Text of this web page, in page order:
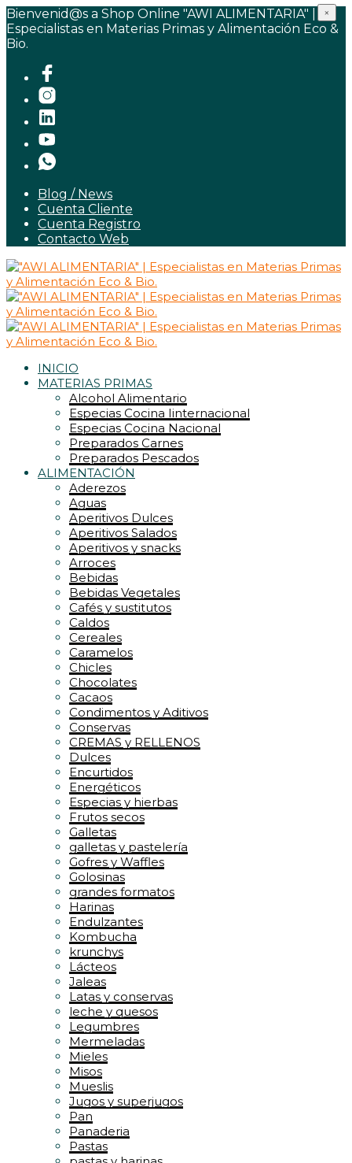
Bienvenid@s a Shop Online "AWI ALIMENTARIA" |
Especialistas en Materias Primas y Alimentación Eco &
Bio.
Blog / News
Cuenta Cliente
Cuenta Registro
Contacto Web
INICIO
MATERIAS PRIMAS
Alcohol Alimentario
Especias Cocina Iinternacional
Especias Cocina Nacional
Preparados Carnes
Preparados Pescados
ALIMENTACIÓN
Aderezos
Aguas
Aperitivos Dulces
Aperitivos Salados
Aperitivos y snacks
Arroces
Bebidas
Bebidas Vegetales
Cafés y sustitutos
Caldos
Cereales
Caramelos
Chicles
Chocolates
Cacaos
Condimentos y Aditivos
Conservas
CREMAS y RELLENOS
Dulces
Encurtidos
Energéticos
Especias y hierbas
Frutos secos
Galletas
galletas y pastelería
Gofres y Waffles
Golosinas
grandes formatos
Harinas
Endulzantes
Kombucha
krunchys
Lácteos
Jaleas
Latas y conservas
leche y quesos
Legumbres
Mermeladas
Mieles
Misos
Mueslis
Jugos y superjugos
Pan
Panaderia
Pastas
×